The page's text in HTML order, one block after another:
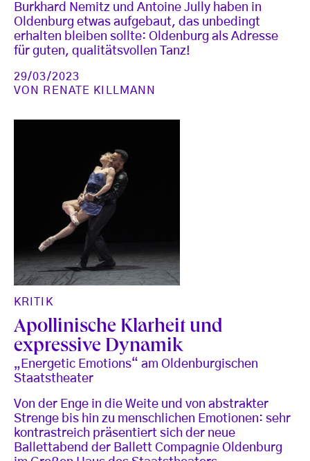
Burkhard Nemitz und Antoine Jully haben in
Oldenburg etwas aufgebaut, das unbedingt
erhalten bleiben sollte: Oldenburg als Adresse
für guten, qualitätsvollen Tanz!
29/03/2023
VON
RENATE KILLMANN
KRITIK
Apollinische Klarheit und
expressive Dynamik
„Energetic Emotions“ am Oldenburgischen
Staatstheater
Von der Enge in die Weite und von abstrakter
Strenge bis hin zu menschlichen Emotionen: sehr
kontrastreich präsentiert sich der neue
Ballettabend der Ballett Compagnie Oldenburg